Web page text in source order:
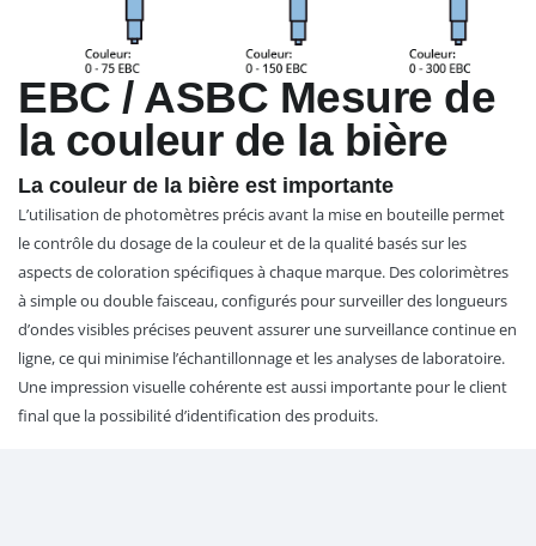
EBC / ASBC Mesure de
la couleur de la bière
La couleur de la bière est importante
L’utilisation de photomètres précis avant la mise en bouteille permet
le contrôle du dosage de la couleur et de la qualité basés sur les
aspects de coloration spécifiques à chaque marque. Des colorimètres
à simple ou double faisceau, configurés pour surveiller des longueurs
d’ondes visibles précises peuvent assurer une surveillance continue en
ligne, ce qui minimise l’échantillonnage et les analyses de laboratoire.
Une impression visuelle cohérente est aussi importante pour le client
final que la possibilité d’identification des produits.